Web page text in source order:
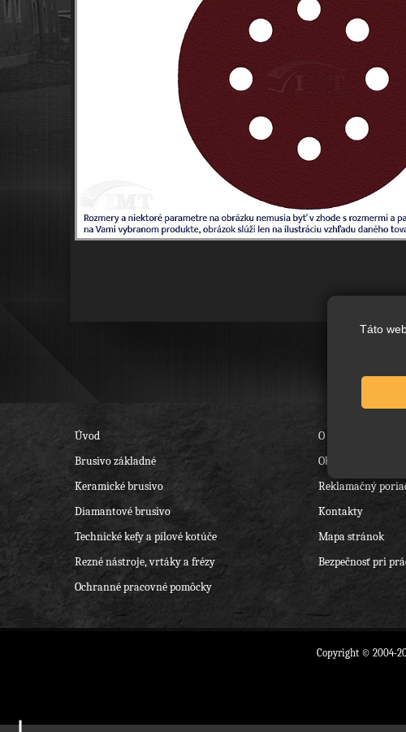
Táto
Úvod
Brusivo základné
Keramické brusivo
Diamantové brusivo
Technické kefy a pílové kotúče
Rezné nástroje, vrtáky a frézy
Ochranné pracovné pomôcky
O nás
Obchodné
Reklamačný
Kontakty
Mapa stránok
Bezpečnosť pri
Copyright © 2004-